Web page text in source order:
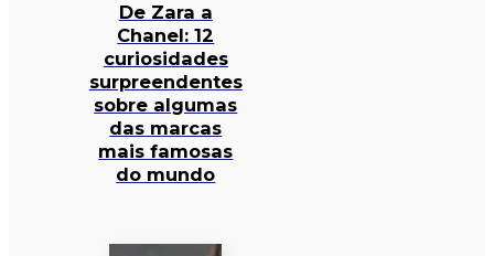
De Zara a
Chanel: 12
curiosidades
surpreendentes
sobre algumas
das marcas
mais famosas
do mundo